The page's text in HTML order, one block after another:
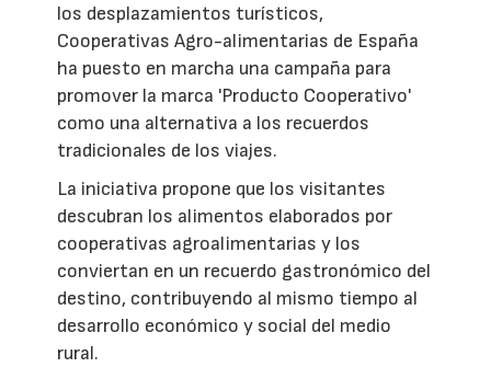
los desplazamientos turísticos,
Cooperativas Agro-alimentarias de España
ha puesto en marcha una campaña para
promover la marca 'Producto Cooperativo'
como una alternativa a los recuerdos
tradicionales de los viajes.
La iniciativa propone que los visitantes
descubran los alimentos elaborados por
cooperativas agroalimentarias y los
conviertan en un recuerdo gastronómico del
destino, contribuyendo al mismo tiempo al
desarrollo económico y social del medio
rural.